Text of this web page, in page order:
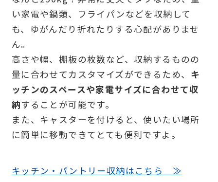
い家電や鍋類、フライパンなどを収納して
も、ゆがんだり折れたりする心配がありませ
ん。
高さや幅、棚板の枚数など、収納するものの
量に合わせてカスタマイズができるため、 キ
ッチンのスペースや家電サイズに合わせて収
納することが可能です。
また、キャスターを付けると、使いたい場所
に簡単に移動できてとても便利ですよ。
キッチン・パントリー収納はこちら ≫